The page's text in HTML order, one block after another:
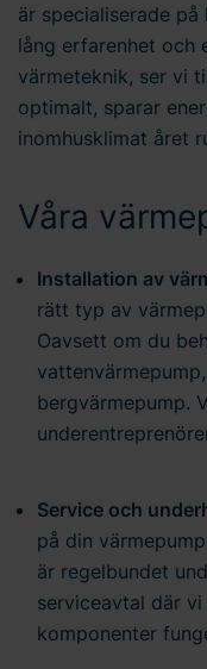
är specialiserade på
lång erfarenhet och
värmeteknik, ser vi
optimalt, sparar
inomhusklimat året
Våra
Installation av
rätt typ av
Oavsett om du
bergvärmepump.
Service och
på din
är regelbundet
serviceavtal där
komponenter